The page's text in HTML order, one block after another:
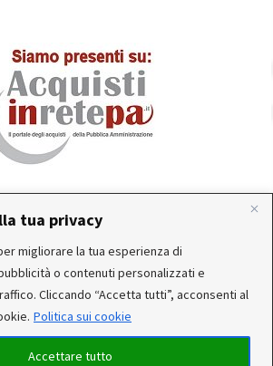
tua privacy
migliorare la tua esperienza di
o contenuti personalizzati e
Cliccando “Accetta tutti”, acconsenti al
Politica sui cookie
Accettare tutto
FERIE ESTIVE, alcune aziende
potrebbero sospendere o rallentare
le attività.Per questo motivo, gli ordini
- Casalingo - ferramenta - arredo
Da Lunedì a Venerdì dalle 10:30 alle
17:30